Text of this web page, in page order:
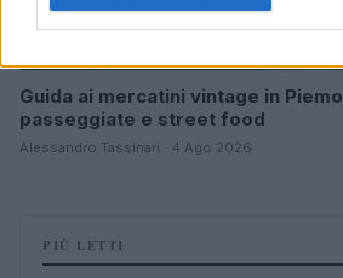
Guida ai mercatini vintage in
passeggiate e street food
Alessandro Tassinari · 4 Ago 2026
PIÙ LETTI